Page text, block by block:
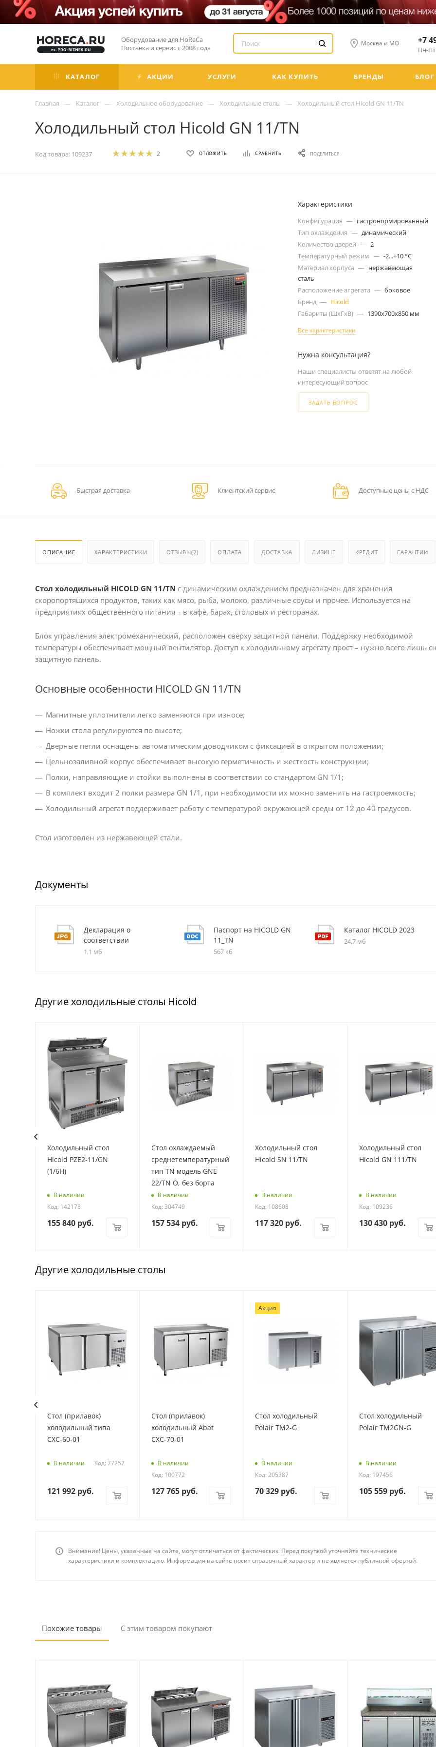
Оборудование для HoReCa
Поставка и сервис с 2008 года
Москва и МО +7
Пн-
КАТАЛОГ АКЦИИ УСЛУГИ КАК КУПИТЬ БРЕНДЫ БЛОГ
Главная — Каталог — Холодильное оборудование — Холодильные столы — Холодильный стол Hicold GN 11/TN
Холодильный стол Hicold GN 11/TN
Код товара: 109237 2 ОТЛОЖИТЬ СРАВНИТЬ ПОДЕЛИТЬСЯ
Характеристики
Конфигурация — гастронормированный
Тип охлаждения — динамический
Количество дверей — 2
Температурный режим — -2...+10 °C
Материал корпуса — нержавеющая
сталь
Расположение агрегата — боковое
Бренд — Hicold
Габариты (ШxГxВ) — 1390x700x850 мм
Все характеристики
Нужна консультация?
Наши специалисты ответят на любой
интересующий вопрос
ЗАДАТЬ ВОПРОС
Быстрая доставка Клиентский сервис Доступные цены с НДС
ОПИСАНИЕ ХАРАКТЕРИСТИКИ ОТЗЫВЫ(2) ОПЛАТА ДОСТАВКА ЛИЗИНГ КРЕДИТ ГАРАНТИИ
Стол холодильный HICOLD GN 11/TN с динамическим охлаждением предназначен для хранения
скоропортящихся продуктов, таких как мясо, рыба, молоко, различные соусы и прочее. Используется на
предприятиях общественного питания – в кафе, барах, столовых и ресторанах.
Блок управления электромеханический, расположен сверху защитной панели. Поддержку необходимой
температуры обеспечивает мощный вентилятор. Доступ к холодильному агрегату прост – нужно всего лишь
защитную панель.
Основные особенности HICOLD GN 11/TN
Магнитные уплотнители легко заменяются при износе;
Ножки стола регулируются по высоте;
Дверные петли оснащены автоматическим доводчиком с фиксацией в открытом положении;
Цельнозаливной корпус обеспечивает высокую герметичность и жесткость конструкции;
Полки, направляющие и стойки выполнены в соответствии со стандартом GN 1/1;
В комплект входит 2 полки размера GN 1/1, при необходимости их можно заменить на гастроемкость;
Холодильный агрегат поддерживает работу с температурой окружающей среды от 12 до 40 градусов.
Стол изготовлен из нержавеющей стали.
Документы
Декларация о
соответствии
1,1 мб
Паспорт на HICOLD GN
11_TN
567 кб
Каталог HICOLD 2023
24,7 мб
Другие холодильные столы Hicold
Холодильный стол
Hicold PZE2-11/GN
(1/6H)
В наличии
Код: 142178
155 840руб.
Стол охлаждаемый
среднетемпературный
тип TN модель GNE
22/TN О, без борта
В наличии
Код: 304749
157 534руб.
Холодильный стол
Hicold SN 11/TN
В наличии
Код: 108608
117 320 руб.
Холодильный стол
Hicold GN 111/TN
В наличии
Код: 109236
130 430 руб.
Другие холодильные столы
Стол (прилавок)
холодильный типа
СХС-60-01
В наличии Код: 77257
121 992руб.
Стол (прилавок)
холодильный Abat
СХС-70-01
В наличии
Код: 100772
127 765руб.
Акция
Стол холодильный
Polair TM2-G
В наличии
Код: 205387
70 329 руб.
Стол холодильный
Polair TM2GN-G
В наличии
Код: 197456
105 559 руб.
Внимание! Цены, указанные на сайте, могут отличаться от фактических. Перед покупкой уточняйте технические
характеристики и комплектацию. Информация на сайте носит справочный характер и не является публичной офертой.
Похожие товары С этим товаром покупают